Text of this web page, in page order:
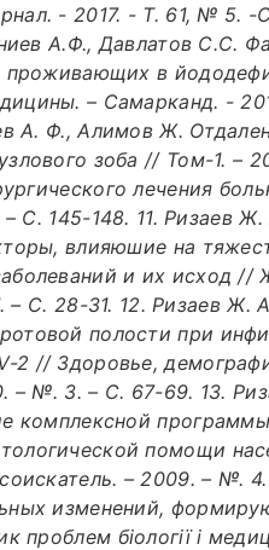
- 2017. - Т. 61, № 5. -
А.Ф., Давлатов С.С.
проживающих в
– Самарканд. -
А. Ф., Алимов Ж.
зоба // Том-1. –
лечения
– С. 145-148. 11. Ризаев
влияюшие на
и их исход
– С. 28-31. 12. Ризаев Ж.
полости при
2 // Здоровье,
– №. 3. – С. 67-69. 13.
комплексной
помощи
– 2009. – №.
изменений,
проблем біології і